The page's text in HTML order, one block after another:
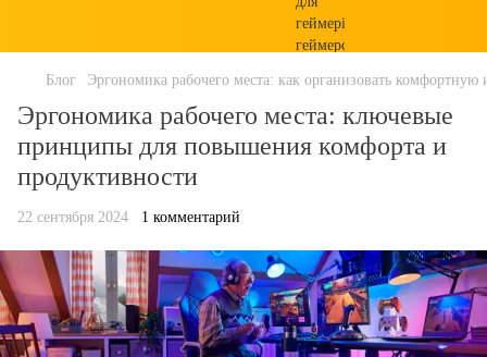
Блог Эргономика рабочего места: как организовать
Эргономика рабочего места: ключевые
принципы для повышения комфорта и
продуктивности
22 сентября 2024 1 комментарий